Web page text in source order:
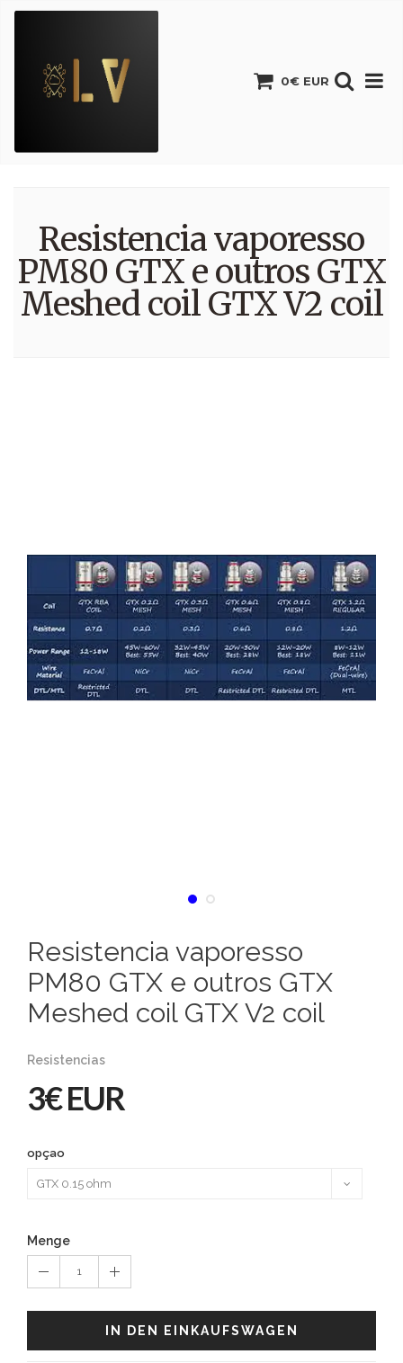
0€ EUR
Resistencia vaporesso
PM80 GTX e outros GTX
Meshed coil GTX V2 coil
Resistencia vaporesso
PM80 GTX e outros GTX
Meshed coil GTX V2 coil
Resistencias
3€ EUR
opçao
Menge
1
IN DEN EINKAUFSWAGEN